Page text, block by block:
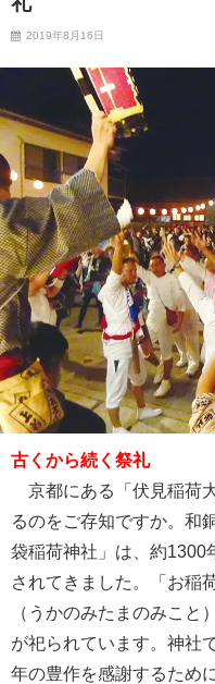
2019年8月16日
古くから続く祭礼
京都にある「伏見稲荷
るのをご存知ですか。和
袋稲荷神社」は、約1300
されてきました。「お稲
（うかのみたまのみこと
が祀られています。神社
年の豊作を感謝するため